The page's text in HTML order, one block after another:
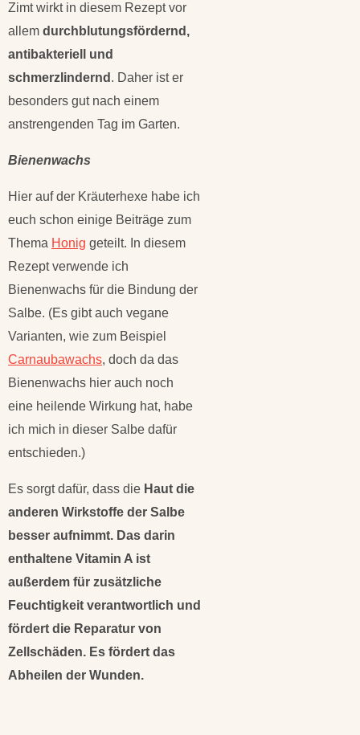
Zimt wirkt in diesem Rezept vor
allem durchblutungsfördernd,
antibakteriell und
schmerzlindernd . Daher ist er
besonders gut nach einem
anstrengenden Tag im Garten.
Bienenwachs
Hier auf der Kräuterhexe habe ich
euch schon einige Beiträge zum
Thema Honig geteilt. In diesem
Rezept verwende ich
Bienenwachs für die Bindung der
Salbe. (Es gibt auch vegane
Varianten, wie zum Beispiel
Carnaubawachs, doch da das
Bienenwachs hier auch noch
eine heilende Wirkung hat, habe
ich mich in dieser Salbe dafür
entschieden.)
Es sorgt dafür, dass die Haut die
anderen Wirkstoffe der Salbe
besser aufnimmt. Das darin
enthaltene Vitamin A ist
außerdem für zusätzliche
Feuchtigkeit verantwortlich und
fördert die Reparatur von
Zellschäden. Es fördert das
Abheilen der Wunden.